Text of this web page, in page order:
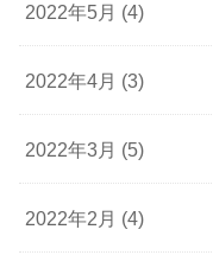
2022年5月 (4)
2022年4月 (3)
2022年3月 (5)
2022年2月 (4)